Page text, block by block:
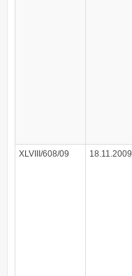
XLVIII/608/09 18.11.2009